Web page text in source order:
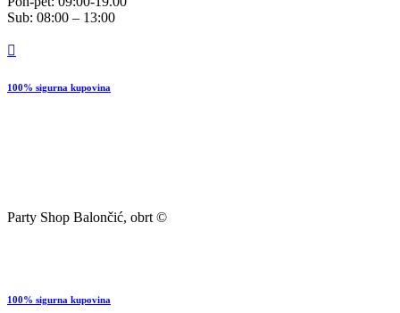
Sub: 08:00 – 13:00
100% sigurna kupovina
Party Shop Balončić, obrt ©
100% sigurna kupovina